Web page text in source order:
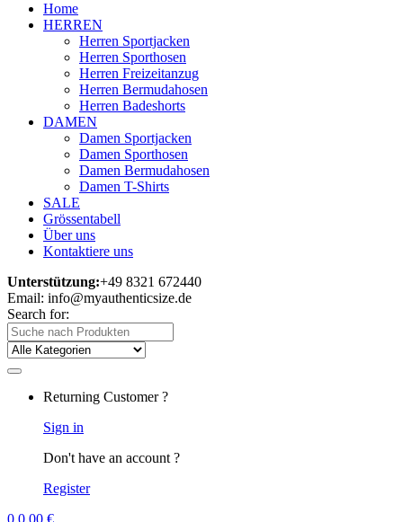
Home
HERREN
Herren Sportjacken
Herren Sporthosen
Herren Freizeitanzug
Herren Bermudahosen
Herren Badeshorts
DAMEN
Damen Sportjacken
Damen Sporthosen
Damen Bermudahosen
Damen T-Shirts
SALE
Grössentabell
Über uns
Kontaktiere uns
Unterstützung:+49 8321 672440
Email: info@myauthenticsize.de
Search for:
Returning Customer ?
Sign in
Don't have an account ?
Register
0 0,00 €